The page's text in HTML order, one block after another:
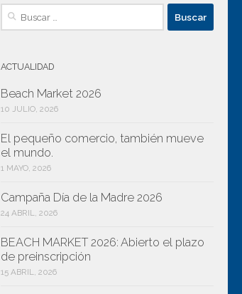
Buscar:
ACTUALIDAD
Beach Market 2026
10 JULIO, 2026
El pequeño comercio, también mueve
el mundo.
1 MAYO, 2026
Campaña Día de la Madre 2026
24 ABRIL, 2026
BEACH MARKET 2026: Abierto el plazo
de preinscripción
15 ABRIL, 2026